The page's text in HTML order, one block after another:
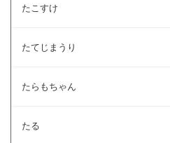
たこすけ
たてじまうり
たらもちゃん
たる